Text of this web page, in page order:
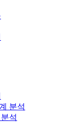
분석
석